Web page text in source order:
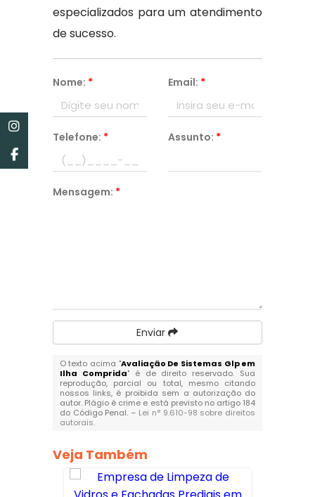
especializados para um atendimento
de sucesso.
Nome: * Email: *
Telefone: * Assunto: *
Mensagem: *
Enviar
O texto acima "Avaliação De Sistemas Glp em
Ilha Comprida" é de direito reservado. Sua
reprodução, parcial ou total, mesmo citando
nossos links, é proibida sem a autorização do
autor. Plágio é crime e está previsto no artigo 184
do Código Penal. – Lei n° 9.610-98 sobre direitos
autorais.
Veja Também